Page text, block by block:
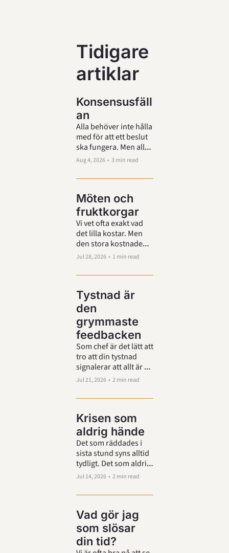
Tidigare
artiklar
Konsensusfäll
an
Alla behöver inte hålla
med för att ett beslut
ska fungera. Men alla
behöver känna att
faktiskt vägdes in.
Aug 4, 2026 • 3 min read
Möten och
fruktkorgar
Vi vet ofta exakt vad
det lilla kostar. Men
den stora kostnaden i
kalendern har ingen
Jul 28, 2026 • 1 min read
Tystnad är
den
grymmaste
feedbacken
Som chef är det lätt att
tro att din tystnad
signalerar att allt är
bra. Men ofta betyder
annan själv fyller i
Jul 21, 2026 • 2 min read
Krisen som
aldrig hände
Det som räddades i
sista stund syns alltid
tydligt. Det som aldrig
gick sönder syns ofta
Jul 14, 2026 • 2 min read
Vad gör jag
som slösar
din tid?